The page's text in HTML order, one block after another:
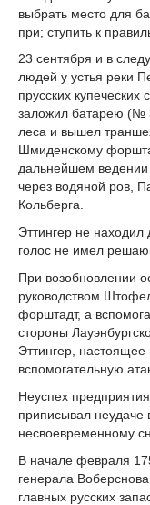
выбрать место для
при; ступить к
23 сентября и в
людей у устья реки
прусских
заложил батарею (№
леса и вышел
Шмиденскому
дальнейшем ведении
через водяной ров,
Кольберга.
Эттингер не находил
голос не имел
При возобновлении
руководством
форштадт, а
стороны
Эттингер,
вспомогательную
Неуспех
приписывал неудаче
несвоевременному
В начале февраля
генерала
главных русских